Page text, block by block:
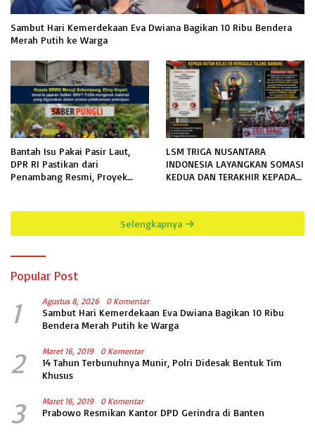
Sambut Hari Kemerdekaan Eva Dwiana Bagikan 10 Ribu Bendera
Merah Putih ke Warga
Bantah Isu Pakai Pasir Laut,
DPR RI Pastikan dari
Penambang Resmi, Proyek
LSM TRIGA NUSANTARA
INDONESIA LAYANGKAN SOMASI
KEDUA DAN TERAKHIR KEPADA
INFORMASI PUBLIK
Selengkapnya
Popular Post
1 Agustus 8, 2026 0 Komentar
Sambut Hari Kemerdekaan Eva Dwiana Bagikan 10 Ribu
Bendera Merah Putih ke Warga
2 Maret 16, 2019 0 Komentar
14 Tahun Terbunuhnya Munir, Polri Didesak Bentuk Tim
Khusus
3 Maret 16, 2019 0 Komentar
Prabowo Resmikan Kantor DPD Gerindra di Banten